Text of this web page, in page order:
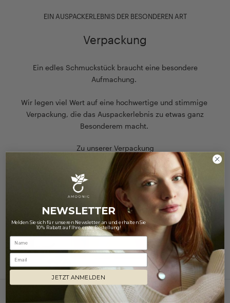
EIN AUSPACKERLEBNIS DER BESONDEREN ART
Verpackung
Ein edles Schmuckstück braucht eine besondere
Aufmachung.
Wir legen viel Wert auf eine hochwertige und stimmige
Verpackung, die das Auspackerlebnis zu etwas ganz
Besonderem macht.
Zu unserer Verpackung
NEWSLETTER
Melden Sie sich für unseren Newsletter an und erhalten Sie
10% Rabatt auf Ihre erste Bestellung!
Email
JETZT ANMELDEN